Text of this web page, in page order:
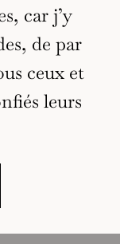
car j’y
de par
ceux et
leurs